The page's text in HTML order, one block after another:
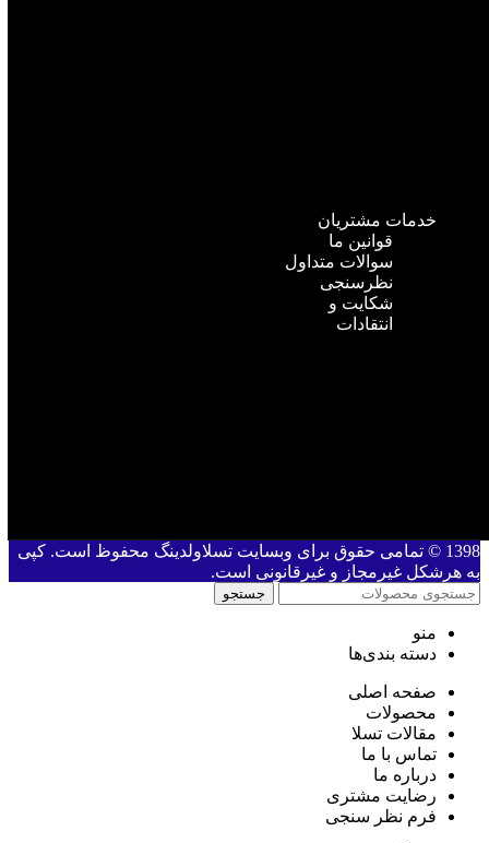
خدمات مشتریان
قوانین ما
سوالات متداول
نظرسنجی
شکایت و
انتقادات
1398 © تمامی حقوق برای وبسایت تسلاولدینگ محفوظ است. کپی
به هرشکل غیرمجاز و غیرقانونی است.
جستجو
منو
دسته بندی‌ها
صفحه اصلی
محصولات
مقالات تسلا
تماس با ما
درباره ما
رضایت مشتری
فرم نظر سنجی